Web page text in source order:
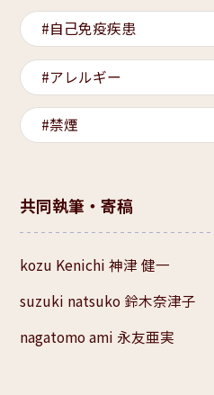
自己免疫疾患
アレルギー
禁煙
共同執筆・寄稿
kozu Kenichi 神津 健一
suzuki natsuko 鈴木奈津子
nagatomo ami 永友亜実